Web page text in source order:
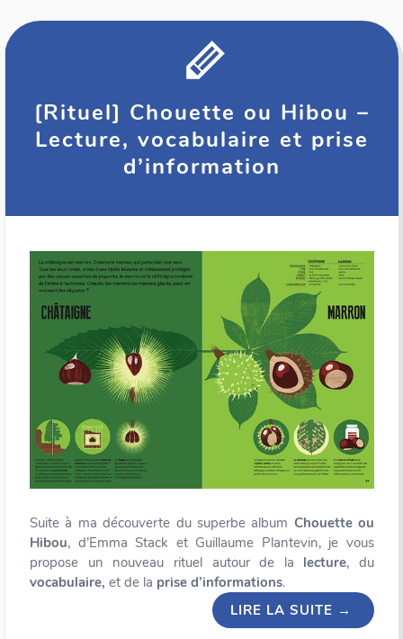
[Rituel] Chouette ou Hibou –
Lecture, vocabulaire et prise
d’information
Suite à ma découverte du superbe album Chouette ou
Hibou, d’Emma Stack et Guillaume Plantevin, je vous
propose un nouveau rituel autour de la lecture, du
vocabulaire, et de la prise d’informations.
LIRE LA SUITE →